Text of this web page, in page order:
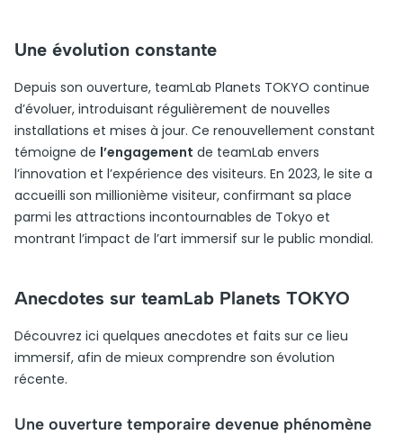
Une évolution constante
Depuis son ouverture, teamLab Planets TOKYO continue
d’évoluer, introduisant régulièrement de nouvelles
installations et mises à jour. Ce renouvellement constant
témoigne de l’engagement de teamLab envers
l’innovation et l’expérience des visiteurs. En 2023, le site a
accueilli son millionième visiteur, confirmant sa place
parmi les attractions incontournables de Tokyo et
montrant l’impact de l’art immersif sur le public mondial.
Anecdotes sur teamLab Planets TOKYO
Découvrez ici quelques anecdotes et faits sur ce lieu
immersif, afin de mieux comprendre son évolution
récente.
Une ouverture temporaire devenue phénomène